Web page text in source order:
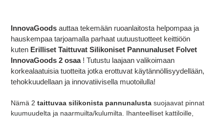
ostoskoriin
InnovaGoods auttaa tekemään ruoanlaitosta helpompaa ja
hauskempaa tarjoamalla parhaat uutuustuotteet keittiöön
kuten Erilliset Taittuvat Silikoniset Pannunaluset Folvet
InnovaGoods 2 osaa ! Tutustu laajaan valikoimaan
korkealaatuisia tuotteita jotka erottuvat käytännöllisyydellään,
tehokkuudellaan ja innovatiivisella muotoilulla!
Nämä 2 taittuvaa silikonista pannunalusta suojaavat pinnat
kuumuudelta ja naarmuilta/kulumilta. Ihanteelliset kattiloille,